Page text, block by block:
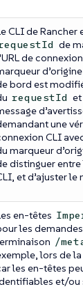
CLI de
de
de
d’origine
bord est
requestId
une
CLI
marqueur
distinguer
et d’ajuster le
en-têtes
les
/
lors de
les en-têtes
et/ou